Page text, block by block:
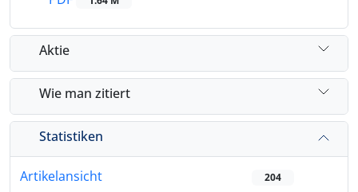
Aktie
Wie man zitiert
Statistiken
Artikelansicht 204